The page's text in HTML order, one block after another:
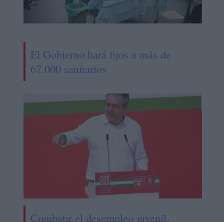
El Gobierno hará fijos a más de
67.000 sanitarios
Combatir el desempleo juvenil,